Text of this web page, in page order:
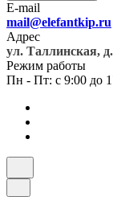
E-mail
mail@elefantkip.ru
Адрес
ул. Таллинская,
Режим работы
Пн - Пт: с 9:00 до